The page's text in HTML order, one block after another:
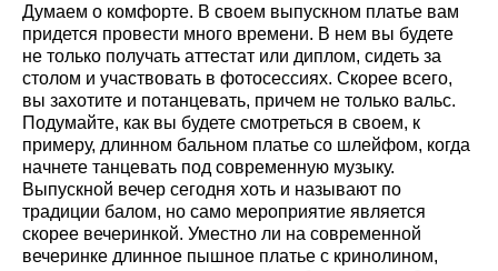
Думаем о комфорте. В своем выпускном платье вам
придется провести много времени. В нем вы будете
не только получать аттестат или диплом, сидеть за
столом и участвовать в фотосессиях. Скорее всего,
вы захотите и потанцевать, причем не только вальс.
Подумайте, как вы будете смотреться в своем, к
примеру, длинном бальном платье со шлейфом, когда
начнете танцевать под современную музыку.
Выпускной вечер сегодня хоть и называют по
традиции балом, но само мероприятие является
скорее вечеринкой. Уместно ли на современной
вечеринке длинное пышное платье с кринолином,